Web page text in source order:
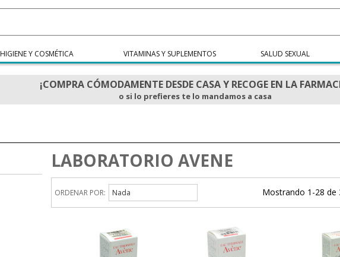
HIGIENE Y COSMÉTICA VITAMINAS Y SUPLEMENTOS SALUD SEXUAL
¡COMPRA CÓMODAMENTE DESDE CASA Y RECOGE EN LA
o si lo prefieres te lo mandamos a casa
LABORATORIO AVENE
ORDENAR POR: Nada Mostrando 1-28 de